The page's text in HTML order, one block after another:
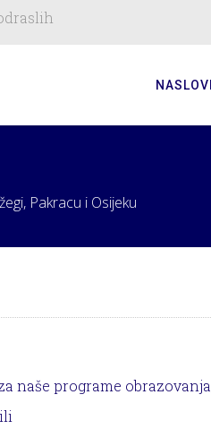
Pakracu i Osijeku
naše programe
ili